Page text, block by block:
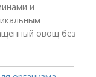
и
овощ без